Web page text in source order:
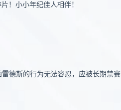
！小小年纪佳人相伴！
雷德斯的行为无法容忍，应被长期禁赛